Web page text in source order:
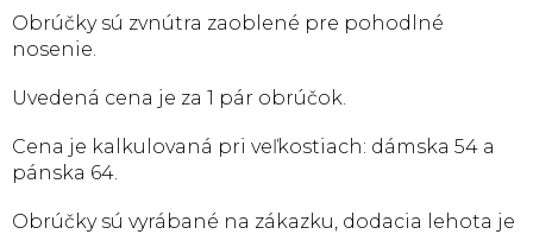
Obrúčky sú zvnútra zaoblené pre pohodlné
nosenie.
Uvedená cena je za 1 pár obrúčok.
Cena je kalkulovaná pri veľkostiach: dámska 54 a
pánska 64.
Obrúčky sú vyrábané na zákazku, dodacia lehota je